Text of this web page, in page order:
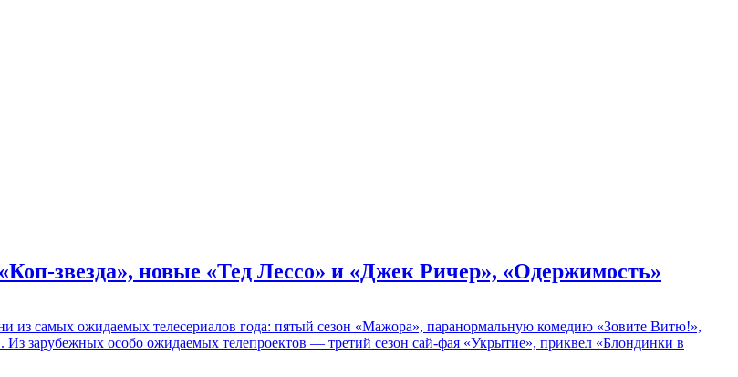
звезда», новые «Тед Лессо» и «Джек Ричер», «Одержимость»
из самых ожидаемых телесериалов года: пятый сезон «Мажора», паранормальную комедию «Зовите Витю!»,
зарубежных особо ожидаемых телепроектов — третий сезон сай-фая «Укрытие», приквел «Блондинки в